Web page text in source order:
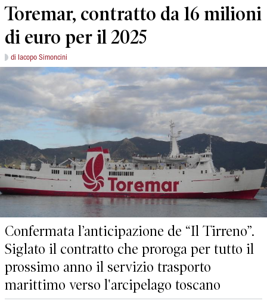
Toremar, contratto da 16 milioni
di euro per il 2025
di Iacopo Simoncini
Confermata l’anticipazione de “Il Tirreno”.
Siglato il contratto che proroga per tutto il
prossimo anno il servizio trasporto
marittimo verso l'arcipelago toscano